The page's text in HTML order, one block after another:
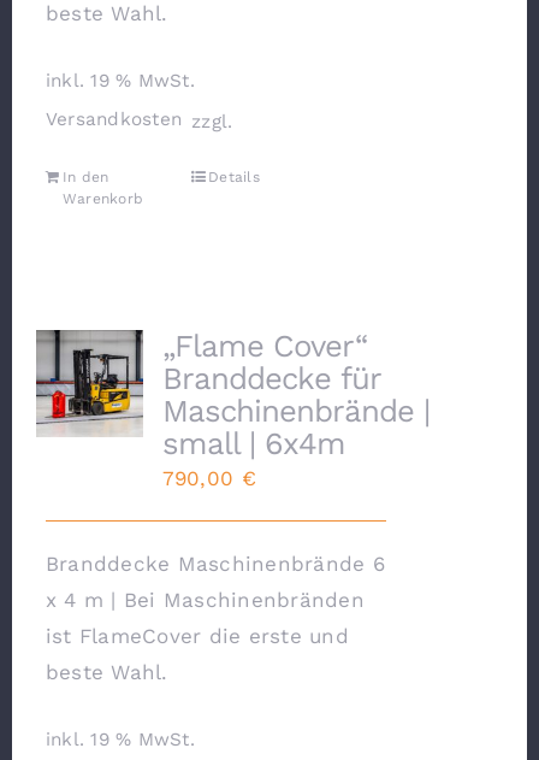
beste Wahl.
inkl. 19 % MwSt.
zzgl.
Versandkosten
In den
Warenkorb
Details
„Flame Cover“
Branddecke für
Maschinenbrände |
small | 6x4m
790,00 €
Branddecke Maschinenbrände 6
x 4 m | Bei Maschinenbränden
ist FlameCover die erste und
beste Wahl.
inkl. 19 % MwSt.